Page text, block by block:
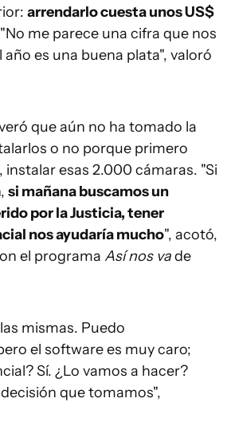
arrendarlo cuesta unos US$
me parece una cifra que nos
año es una buena plata", valoró
que aún no ha tomado la
o no porque primero
instalar esas 2.000 cámaras. "Si
si mañana buscamos un
por la Justicia, tener
nos ayudaría mucho", acotó,
el programa Así nos vade
mismas. Puedo
el software es muy caro;
Sí. ¿Lo vamos a hacer?
que tomamos",